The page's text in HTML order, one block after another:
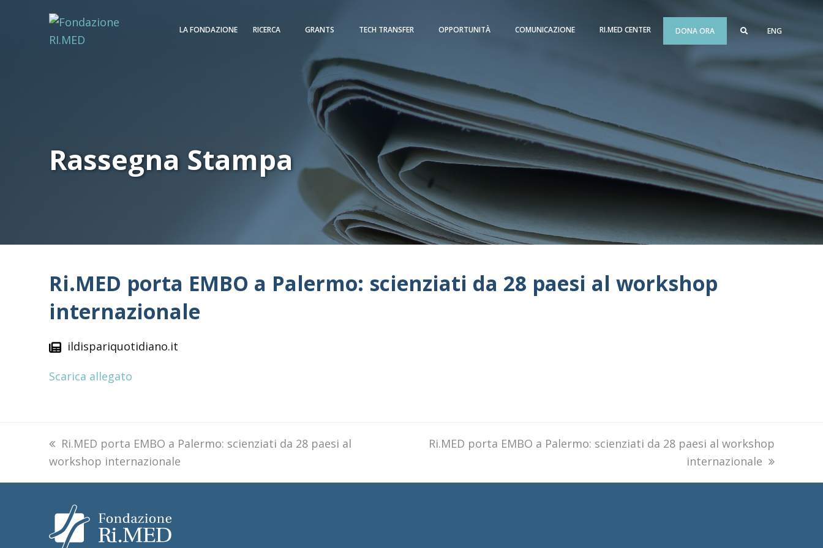
LA FONDAZIONE RICERCA GRANTS TECH TRANSFER OPPORTUNITÀ COMUNICAZIONE RI.MED CENTER DONA ORA ENG
Rassegna Stampa
Ri.MED porta EMBO a Palermo: scienziati da 28 paesi al workshop
internazionale
ildispariquotidiano.it
Scarica allegato
previous
post:
Ri.MED porta EMBO a Palermo: scienziati da 28 paesi al
workshop internazionale
next
Ri.MED porta EMBO a Palermo: scienziati da 28 paesi al workshop
internazionale